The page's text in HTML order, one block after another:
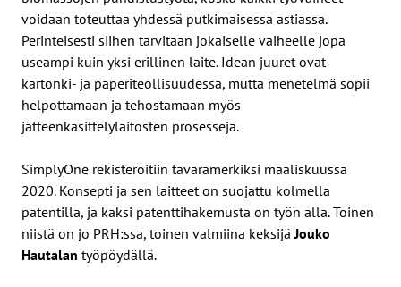
voidaan toteuttaa yhdessä putkimaisessa astiassa.
Perinteisesti siihen tarvitaan jokaiselle vaiheelle jopa
useampi kuin yksi erillinen laite. Idean juuret ovat
kartonki- ja paperiteollisuudessa, mutta menetelmä sopii
helpottamaan ja tehostamaan myös
jätteenkäsittelylaitosten prosesseja.
SimplyOne rekisteröitiin tavaramerkiksi maaliskuussa
2020. Konsepti ja sen laitteet on suojattu kolmella
patentilla, ja kaksi patenttihakemusta on työn alla. Toinen
niistä on jo PRH:ssa, toinen valmiina keksijä Jouko
Hautalan työpöydällä.